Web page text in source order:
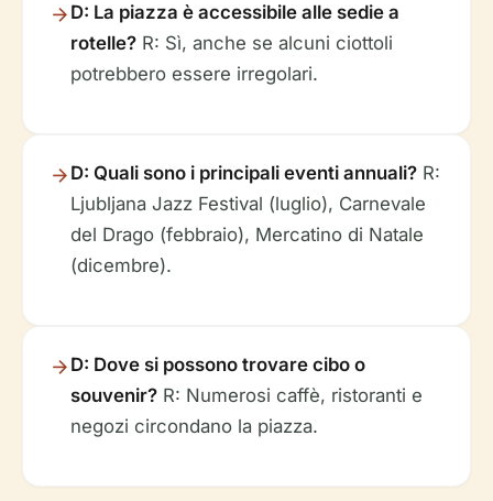
D: La piazza è accessibile alle sedie a
rotelle? R: Sì, anche se alcuni ciottoli
potrebbero essere irregolari.
D: Quali sono i principali eventi annuali? R:
Ljubljana Jazz Festival (luglio), Carnevale
del Drago (febbraio), Mercatino di Natale
(dicembre).
D: Dove si possono trovare cibo o
souvenir? R: Numerosi caffè, ristoranti e
negozi circondano la piazza.